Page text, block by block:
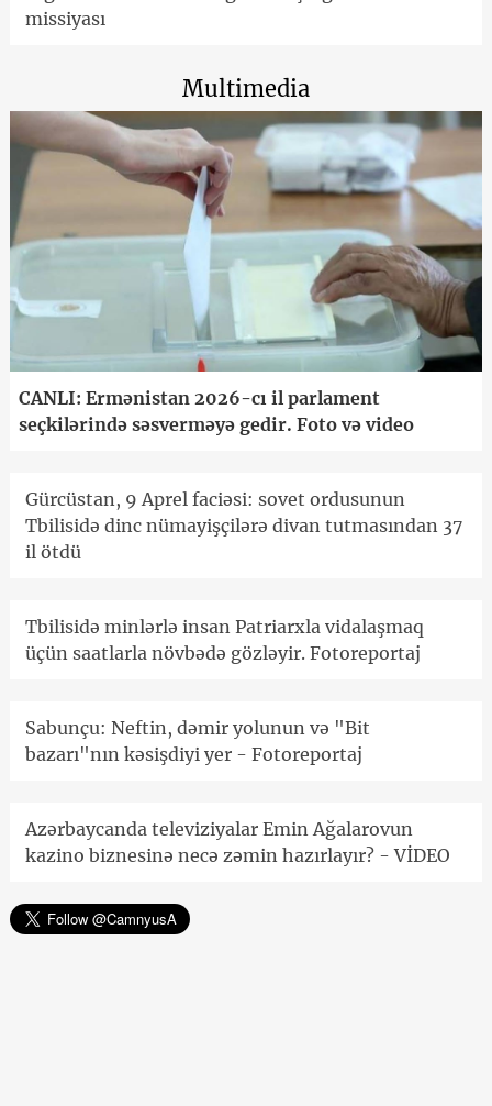
missiyası
Multimedia
CANLI: Ermənistan 2026-cı il parlament
seçkilərində səsverməyə gedir. Foto və video
Gürcüstan, 9 Aprel faciəsi: sovet ordusunun
Tbilisidə dinc nümayişçilərə divan tutmasından 37
il ötdü
Tbilisidə minlərlə insan Patriarxla vidalaşmaq
üçün saatlarla növbədə gözləyir. Fotoreportaj
Sabunçu: Neftin, dəmir yolunun və "Bit
bazarı"nın kəsişdiyi yer - Fotoreportaj
Azərbaycanda televiziyalar Emin Ağalarovun
kazino biznesinə necə zəmin hazırlayır? - VİDEO